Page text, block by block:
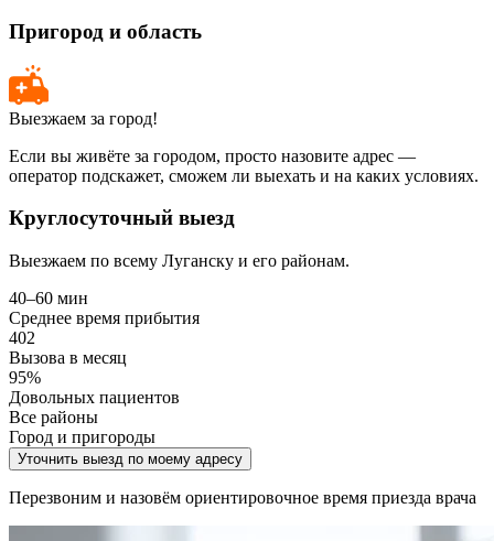
Пригород и область
Выезжаем за город!
Если вы живёте за городом, просто назовите адрес —
оператор подскажет, сможем ли выехать и на каких условиях.
Круглосуточный выезд
Выезжаем по всему Луганску и его районам.
40–60 мин
Среднее время прибытия
402
Вызова в месяц
95%
Довольных пациентов
Все районы
Город и пригороды
Уточнить выезд по моему адресу
Перезвоним и назовём ориентировочное время приезда врача